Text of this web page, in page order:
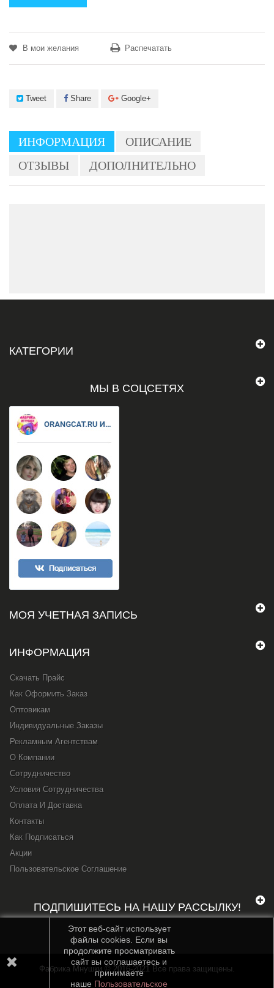
В мои желания Распечатать
Tweet Share Google+
ИНФОРМАЦИЯ
ОПИСАНИЕ
ОТЗЫВЫ
ДОПОЛНИТЕЛЬНО
КАТЕГОРИИ
МЫ В СОЦСЕТЯХ
МОЯ УЧЕТНАЯ ЗАПИСЬ
ИНФОРМАЦИЯ
Скачать Прайс
Как Оформить Заказ
Оптовикам
Индивидуальные Заказы
Рекламным Агентствам
О Компании
Сотрудничество
Условия Сотрудничества
Оплата И Доставка
Контакты
Как Подписаться
Акции
Пользовательское Соглашение
ПОДПИШИТЕСЬ НА НАШУ РАССЫЛКУ!
Фабрика Мнушки © 2016-2021 Все права защищены.
Этот веб-сайт использует
файлы cookies. Если вы
продолжите просматривать
сайт вы соглашаетесь и
принимаете
наше Пользовательское